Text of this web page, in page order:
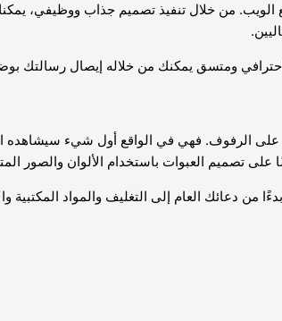
من خلال تنفيذ تصميم جذاب ووظيفي،
ومتسق يمكنك من خلاله إيصال رسالتك
الرفوف. فهي في الواقع أول شيء سيشاهده
تصميم العبوات باستخدام الألوان والصور
من دعائك العام إلى التغليف والمواد